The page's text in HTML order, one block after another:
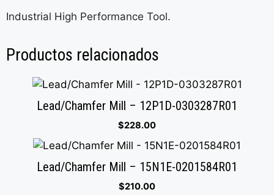
Industrial High Performance Tool.
Productos relacionados
Lead/Chamfer Mill – 12P1D-0303287R01
$228.00
Lead/Chamfer Mill – 15N1E-0201584R01
$210.00